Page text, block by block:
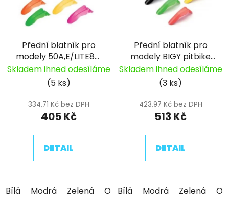
d
u
Přední blatník pro
modely 50A,E/LITE88,
pitbike YCF
Skladem ihned odesíláme
(5 ks)
334,71 Kč bez DPH
405 Kč
DETAIL
Bílá Modrá Zelená Oranžová Červená Žlutá
Přední blatník pro
modely BIGY pitbike
YCF
Skladem ihned odesíláme
(3 ks)
423,97 Kč bez DPH
513 Kč
DETAIL
Bílá Modrá Zelená